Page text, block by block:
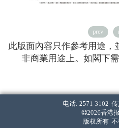
prev
此版面內容只作參考用途，
非商業用途上。如閣下
电话: 2571-3102
2026香港
版权所有